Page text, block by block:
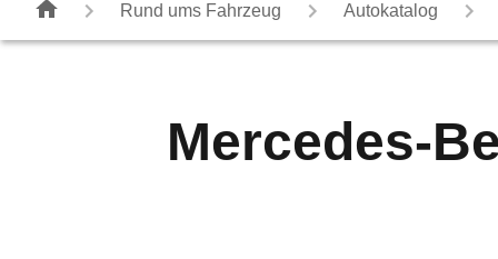
Rund ums Fahrzeug Autokatalog
Mercedes-